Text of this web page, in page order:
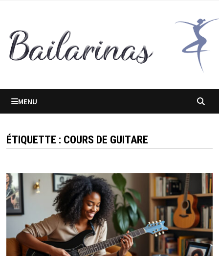
contenu
MENU
ÉTIQUETTE : COURS DE GUITARE